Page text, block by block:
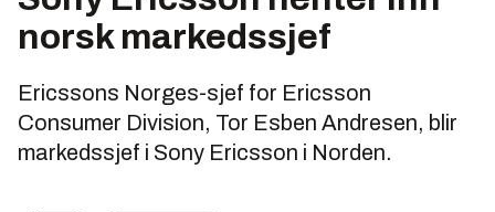
norsk markedssjef
Ericssons Norges-sjef for Ericsson
Consumer Division, Tor Esben Andresen, blir
markedssjef i Sony Ericsson i Norden.